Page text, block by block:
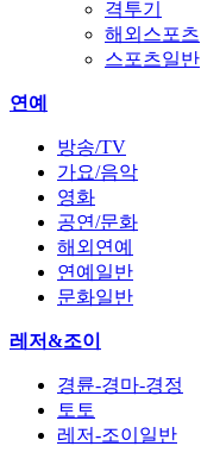
격투기
해외스포츠
스포츠일반
연예
방송/TV
가요/음악
영화
공연/문화
해외연예
연예일반
문화일반
레저&조이
경륜-경마-경정
토토
레저-조이일반